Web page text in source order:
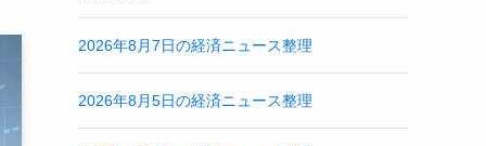
2026年8月7日の経済ニュース整理
2026年8月5日の経済ニュース整理